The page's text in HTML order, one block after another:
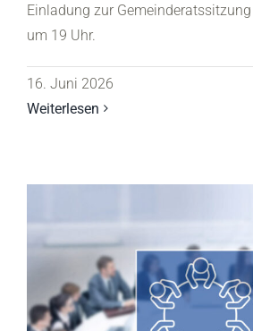
Einladung zur
um 19 Uhr.
16. Juni 2026
Weiterlesen